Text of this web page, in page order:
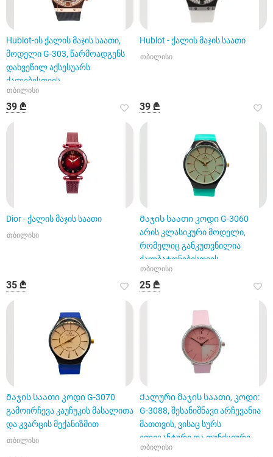
Hublot-ის ქალის მაჯის საათი,
მოდელი G-303, წარმოადგენს
დახვეწილ აქსესუარს
ქალებისთვის
თბილისი
39 ₾
Hublot - ქალის მაჯის საათი
თბილისი
39 ₾
Dior - ქალის მაჯის საათი
თბილისი
35 ₾
Მაჯის საათი კოდი G-3060
არის კლასიკური მოდელი,
რომელიც განკუთვნილია
ქალბატონებისთვის.
თბილისი
25 ₾
Მაჯის საათი კოდი G-3070
გამოირჩევა კაუჩუკის მასალითა
და კვარცის მექანიზმით
თბილისი
Ქალური მაჯის საათი, კოდი:
G-3088, შესანიშნავი არჩევანია
მათთვის, ვისაც სურს
ელეგანტური და ფუნქციური
თბილისი